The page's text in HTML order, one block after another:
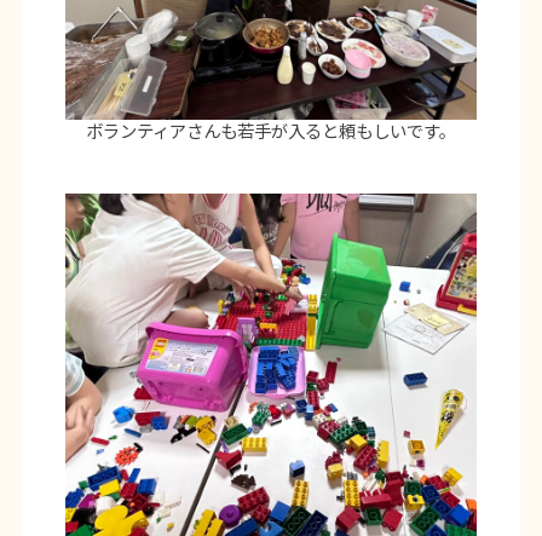
ボランティアさんも若手が入ると頼もしいです。